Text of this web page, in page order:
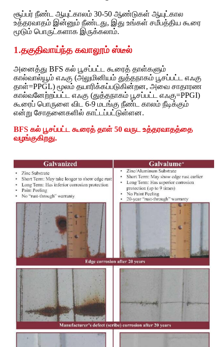
சூப்பர் நீண்ட ஆயுட்காலம் 30-50 ஆண்டுகள் ஆயுட்கால
உத்தரவாதம் இன்னும் நீண்டது, இது உங்கள் சமீபத்திய கூரை
மூடும் பொருட்களாக இருக்கலாம்.
1.தகுதிவாய்ந்த கவாலூம் ஸ்டீல்
அனைத்து BFS கல் பூசப்பட்ட கூரைத் தாள்களும்
கால்வால்யூம் எஃகு (அலுமினியம் துத்தநாகம் பூசப்பட்ட எஃகு
தாள்=PPGL) மூலம் தயாரிக்கப்படுகின்றன, அவை சாதாரண
கால்வனேற்றப்பட்ட எஃகு (துத்தநாகம் பூசப்பட்ட எஃகு=PPGI)
கூரைப் பொருளை விட 6-9 மடங்கு நீண்ட காலம் நீடிக்கும்
என்று சோதனைகளில் காட்டப்பட்டுள்ளன.
BFS கல் பூசப்பட்ட கூரைத் தாள் 50 வருட உத்தரவாதத்தை
வழங்குகிறது.